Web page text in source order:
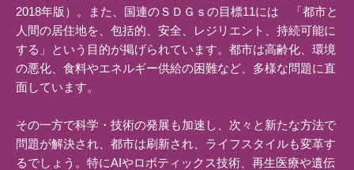
2018年版）。また、国連のＳＤＧｓの目標11には 「都市と
人間の居住地を、包括的、安全、レジリエント、持続可能に
する」という目的が掲げられています。都市は高齢化、環境
の悪化、食料やエネルギー供給の困難など、多様な問題に直
面しています。
その一方で科学・技術の発展も加速し、次々と新たな方法で
問題が解決され、都市は刷新され、ライフスタイルも変革す
るでしょう。特にAIやロボティックス技術、再生医療や遺伝